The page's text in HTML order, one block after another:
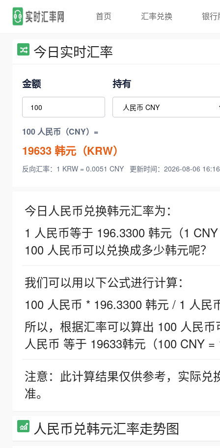
首页 汇率兑换 银行
今日实时汇率
金额 持有
100 人民币（CNY）=
19633韩元（KRW）
反向汇率：1 KRW = 0.0051 CNY 更新时间：2026-08-06
今日人民币兑换韩元汇率为：
1 人民币等于 196.3300 韩元（1
100 人民币可以兑换成多少韩元呢？
我们可以用以下公式进行计算：
100 人民币 * 196.3300 韩元 / 1 人民
所以，根据汇率可以算出 100 人民
人民币 等于 19633韩元（100 CNY =
注意：此计算结果仅供参考，实际
准。
人民币兑韩元汇率走势图